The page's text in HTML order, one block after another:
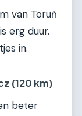
van Toruń
erg duur.
in.
(120 km)
beter